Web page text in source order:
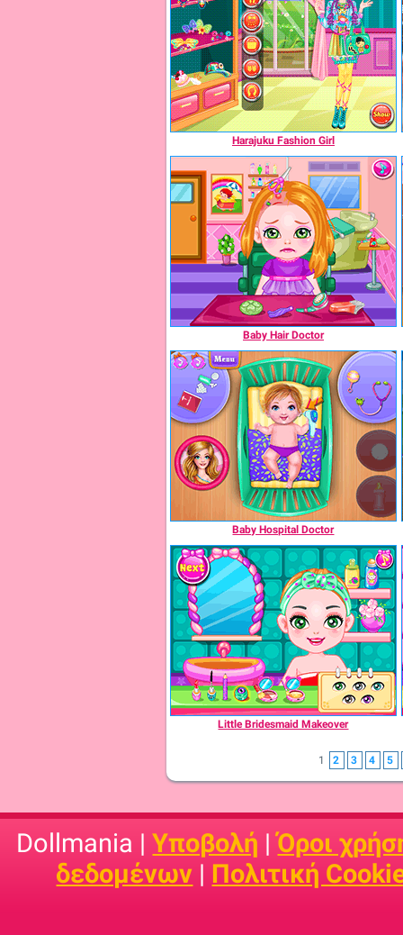
Harajuku Fashion Girl
Baby Hair Doctor
Baby Hospital Doctor
Little Bridesmaid Makeover
1 2 3 4 5
Dollmania |Υποβολή |Όροι
δεδομένων | Πολιτική